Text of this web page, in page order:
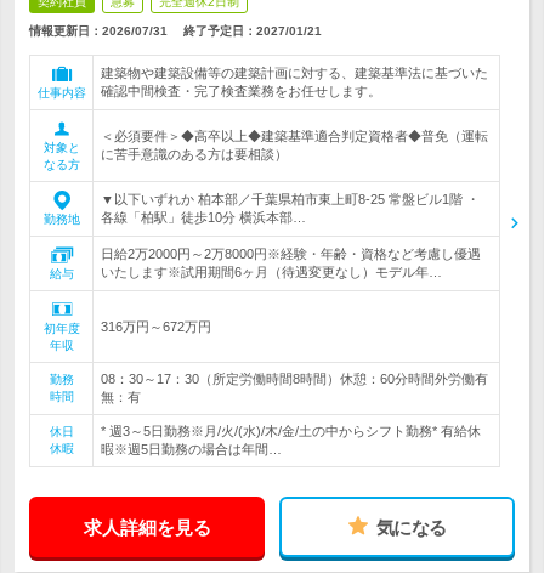
情報更新日：2026/07/31 終了予定日： 2027/01/21
仕事内容
建築物や建築設備等の建築計画に対する、建築基準法に基づいた
確認中間検査・完了検査業務をお任せします。
対象と
なる方
＜必須要件＞◆高卒以上◆建築基準適合判定資格者◆普免（運転
に苦手意識のある方は要相談）
勤務地
▼以下いずれか 柏本部／千葉県柏市東上町8-25 常盤ビル1階 ・
各線「柏駅」徒歩10分 横浜本部…
給与
日給2万2000円～2万8000円※経験・年齢・資格など考慮し優遇
いたします※試用期間6ヶ月（待遇変更なし）モデル年…
初年度
年収
316万円～672万円
勤務
時間
08：30～17：30（所定労働時間8時間）休憩：60分時間外労働有
無：有
休日
休暇
* 週3～5日勤務※月/火/(水)/木/金/土の中からシフト勤務* 有給休
暇※週5日勤務の場合は年間…
求人詳細を見る 気になる